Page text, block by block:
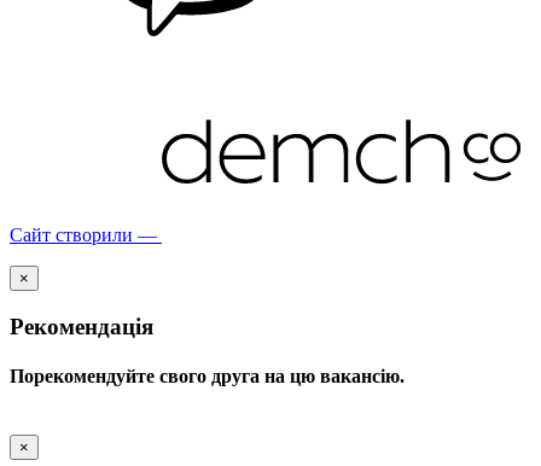
Сайт створили —
×
Рекомендація
Порекомендуйте свого друга на цю вакансію.
×